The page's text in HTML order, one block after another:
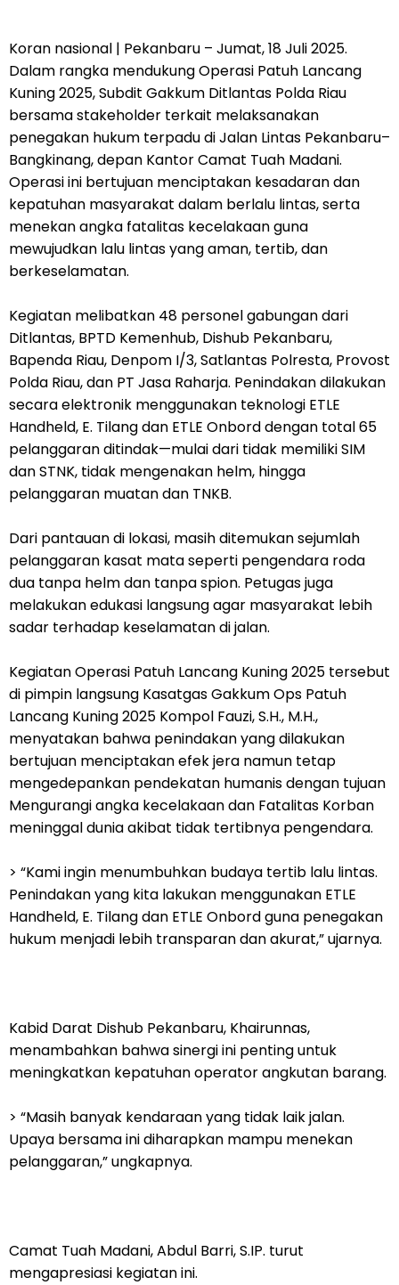
Koran nasional | Pekanbaru – Jumat, 18 Juli 2025.
Dalam rangka mendukung Operasi Patuh Lancang
Kuning 2025, Subdit Gakkum Ditlantas Polda Riau
bersama stakeholder terkait melaksanakan
penegakan hukum terpadu di Jalan Lintas Pekanbaru–
Bangkinang, depan Kantor Camat Tuah Madani.
Operasi ini bertujuan menciptakan kesadaran dan
kepatuhan masyarakat dalam berlalu lintas, serta
menekan angka fatalitas kecelakaan guna
mewujudkan lalu lintas yang aman, tertib, dan
berkeselamatan.
Kegiatan melibatkan 48 personel gabungan dari
Ditlantas, BPTD Kemenhub, Dishub Pekanbaru,
Bapenda Riau, Denpom I/3, Satlantas Polresta, Provost
Polda Riau, dan PT Jasa Raharja. Penindakan dilakukan
secara elektronik menggunakan teknologi ETLE
Handheld, E. Tilang dan ETLE Onbord dengan total 65
pelanggaran ditindak—mulai dari tidak memiliki SIM
dan STNK, tidak mengenakan helm, hingga
pelanggaran muatan dan TNKB.
Dari pantauan di lokasi, masih ditemukan sejumlah
pelanggaran kasat mata seperti pengendara roda
dua tanpa helm dan tanpa spion. Petugas juga
melakukan edukasi langsung agar masyarakat lebih
sadar terhadap keselamatan di jalan.
Kegiatan Operasi Patuh Lancang Kuning 2025 tersebut
di pimpin langsung Kasatgas Gakkum Ops Patuh
Lancang Kuning 2025 Kompol Fauzi, S.H., M.H.,
menyatakan bahwa penindakan yang dilakukan
bertujuan menciptakan efek jera namun tetap
mengedepankan pendekatan humanis dengan tujuan
Mengurangi angka kecelakaan dan Fatalitas Korban
meninggal dunia akibat tidak tertibnya pengendara.
> “Kami ingin menumbuhkan budaya tertib lalu lintas.
Penindakan yang kita lakukan menggunakan ETLE
Handheld, E. Tilang dan ETLE Onbord guna penegakan
hukum menjadi lebih transparan dan akurat,” ujarnya.
Kabid Darat Dishub Pekanbaru, Khairunnas,
menambahkan bahwa sinergi ini penting untuk
meningkatkan kepatuhan operator angkutan barang.
> “Masih banyak kendaraan yang tidak laik jalan.
Upaya bersama ini diharapkan mampu menekan
pelanggaran,” ungkapnya.
Camat Tuah Madani, Abdul Barri, S.IP. turut
mengapresiasi kegiatan ini.